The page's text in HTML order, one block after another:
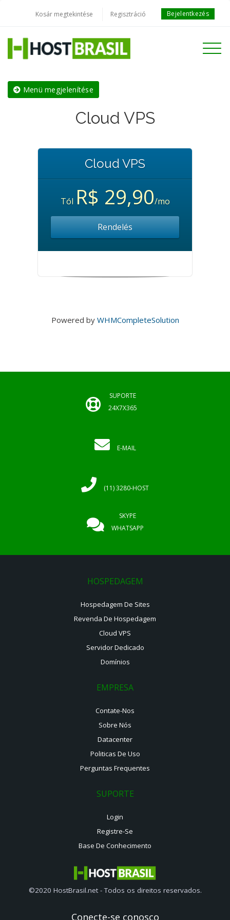
Kosár megtekintése Regisztráció Bejelentkezés
Toggle
Menü megjelenítése
Cloud VPS
Cloud VPS
Tól R$ 29,90/mo
Rendelés
Powered by WHMCompleteSolution
SUPORTE
24X7X365
E-MAIL
(11) 3280-HOST
SKYPE
WHATSAPP
HOSPEDAGEM
Hospedagem De Sites
Revenda De Hospedagem
Cloud VPS
Servidor Dedicado
Domínios
EMPRESA
Contate-Nos
Sobre Nós
Datacenter
Politicas De Uso
Perguntas Frequentes
SUPORTE
Login
Registre-Se
Base De Conhecimento
©2020 HostBrasil.net - Todos os direitos reservados.
Conecte-se conosco